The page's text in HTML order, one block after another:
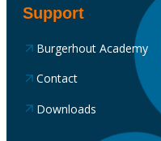
Support
Burgerhout Academy
Contact
Downloads